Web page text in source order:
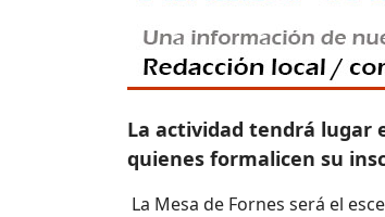
La actividad tendrá lugar
quienes formalicen su
La Mesa de Fornes será el